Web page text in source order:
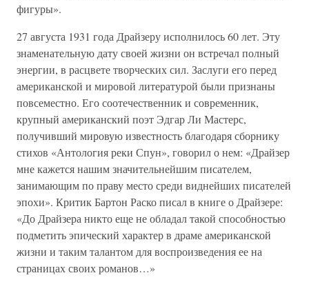
фигуры».
27 августа 1931 года Драйзеру исполнилось 60 лет. Эту
знаменательную дату своей жизни он встречал полный
энергии, в расцвете творческих сил. Заслуги его перед
американской и мировой литературой были признаны
повсеместно. Его соотечественник и современник,
крупный американский поэт Эдгар Ли Мастерс,
получивший мировую известность благодаря сборнику
стихов «Антология реки Спун», говорил о нем: «Драйзер
мне кажется нашим значительнейшим писателем,
занимающим по праву место среди виднейших писателей
эпохи». Критик Бартон Раско писал в книге о Драйзере:
«До Драйзера никто еще не обладал такой способностью
подметить эпический характер в драме американской
жизни и таким талантом для воспроизведения ее на
страницах своих романов…»